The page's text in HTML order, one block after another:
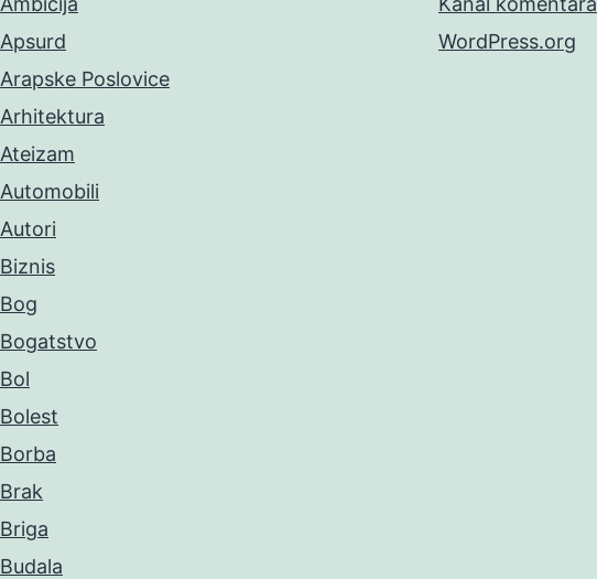
Apsurd
Arapske Poslovice
Arhitektura
Ateizam
Automobili
Autori
Biznis
Bog
Bogatstvo
Bol
Bolest
Borba
Brak
Briga
Budala
WordPress.org